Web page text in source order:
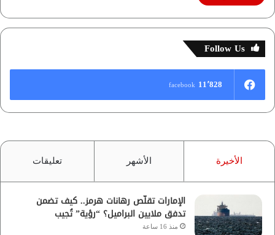
Follow Us
11٬828 facebook
الأخيرة الأشهر تعليقات
الإمارات تقلّص رهانات هرمز.. كيف تضمن
تدفق ملايين البراميل؟ “رؤية” تُجيب
منذ 16 ساعة